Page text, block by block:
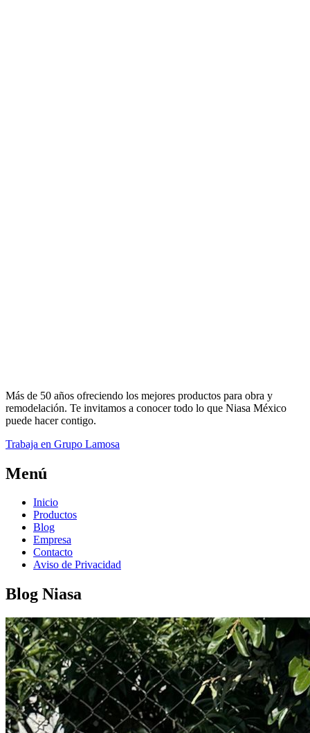
Más de 50 años ofreciendo los mejores productos para obra y
remodelación. Te invitamos a conocer todo lo que Niasa México
puede hacer contigo.
Trabaja en Grupo Lamosa
Menú
Inicio
Productos
Blog
Empresa
Contacto
Aviso de Privacidad
Blog Niasa